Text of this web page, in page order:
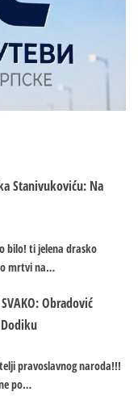
Stanivukoviću: Na
bilo! ti jelena drasko
mrtvi na…
Obradović
pravoslavnog naroda!!!
po…